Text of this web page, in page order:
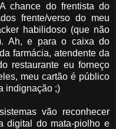
chance do frentista do
frente/verso do meu
habilidoso (que não
Ah, e para o caixa do
farmácia, atendente da
restaurante eu forneço
meu cartão é público
indignação ;)
vão reconhecer
digital do mata-piolho e